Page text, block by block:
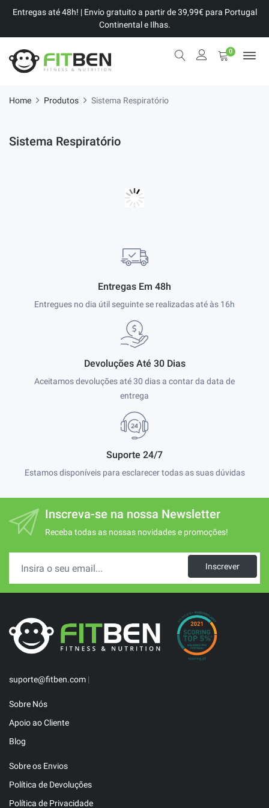
Entregas até 48h! | Envio gratuito a partir de 39,99€ para Portugal
Continental e Ilhas.
0
Home Produtos Sistema Respiratório
Sistema Respiratório
Entregas Em 48h
Entregues no dia útil seguinte se realizadas até às 16h
Devoluções Até 30 Dias
Aceitamos devoluções até 30 dias a contar da data de
entrega
Suporte 24/7
Estamos disponíveis para esclarecer todas as suas dúvidas
Inscreva-se na nossa Newsletter
Receba todas as nossas novidades e promoções!
Inscrever
suporte@fitben.com |
Sobre Nós
Apoio ao Cliente
Blog
Sobre os Envios
Política de Devoluções
Política de Privacidade